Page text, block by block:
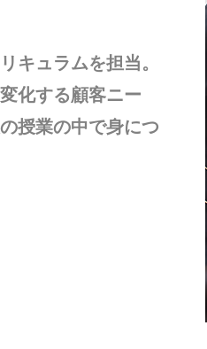
キュラムを担当。
化する顧客ニー
授業の中で身につ